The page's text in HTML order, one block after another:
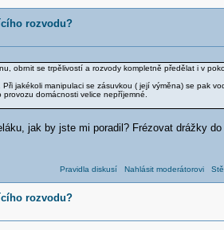
rozvodu?
obrnit se trpělivostí a rozvody kompletně předělat i v
jakékoli manipulaci se zásuvkou ( její výměna) se pak
domácnosti velice nepříjemné.
jak by jste mi poradil? Frézovat drážky
Pravidla diskusí Nahlásit moderátorovi
rozvodu?